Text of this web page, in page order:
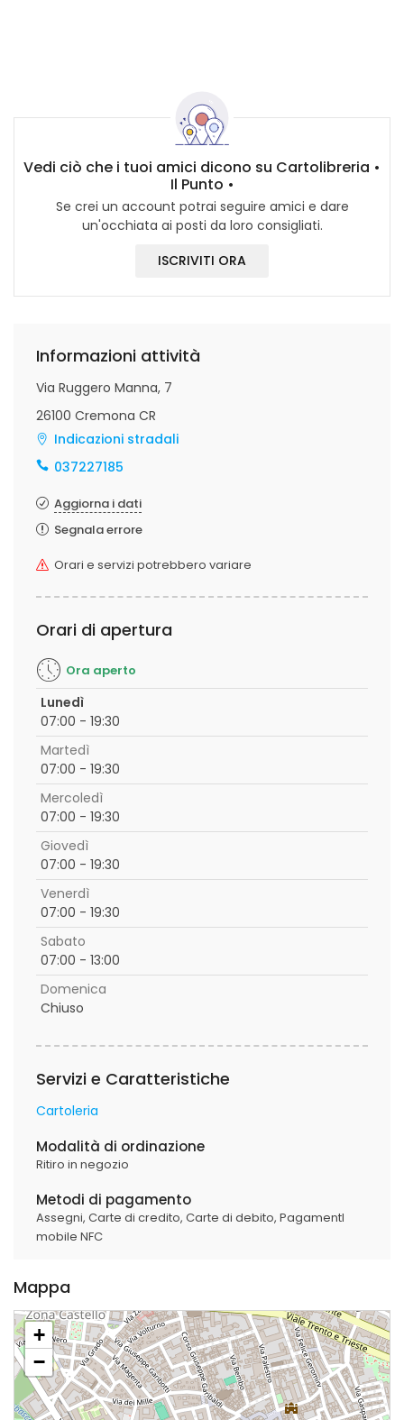
Vedi ciò che i tuoi amici dicono su Cartolibreria •
Il Punto •
Se crei un account potrai seguire amici e dare
un'occhiata ai posti da loro consigliati.
ISCRIVITI ORA
Informazioni attività
Via Ruggero Manna, 7
26100 Cremona CR
Indicazioni stradali
037227185
Aggiorna i dati
Segnala errore
Orari e servizi potrebbero variare
Orari di apertura
Ora aperto
Lunedì
07:00 - 19:30
Martedì
07:00 - 19:30
Mercoledì
07:00 - 19:30
Giovedì
07:00 - 19:30
Venerdì
07:00 - 19:30
Sabato
07:00 - 13:00
Domenica
Chiuso
Servizi e Caratteristiche
Cartoleria
Modalità di ordinazione
Ritiro in negozio
Metodi di pagamento
Assegni, Carte di credito, Carte di debito, PagamentI
mobile NFC
Mappa
+
−